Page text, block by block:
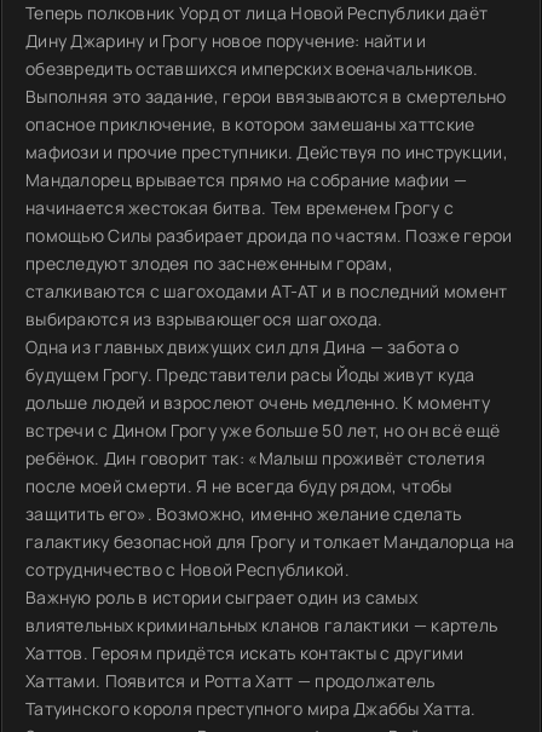
Теперь полковник Уорд от лица Новой Республики даёт
Дину Джарину и Грогу новое поручение: найти и
обезвредить оставшихся имперских военачальников.
Выполняя это задание, герои ввязываются в смертельно
опасное приключение, в котором замешаны хаттские
мафиози и прочие преступники. Действуя по инструкции,
Мандалорец врывается прямо на собрание мафии —
начинается жестокая битва. Тем временем Грогу с
помощью Силы разбирает дроида по частям. Позже герои
преследуют злодея по заснеженным горам,
сталкиваются с шагоходами AT-AT и в последний момент
выбираются из взрывающегося шагохода.
Одна из главных движущих сил для Дина — забота о
будущем Грогу. Представители расы Йоды живут куда
дольше людей и взрослеют очень медленно. К моменту
встречи с Дином Грогу уже больше 50 лет, но он всё ещё
ребёнок. Дин говорит так: «Малыш проживёт столетия
после моей смерти. Я не всегда буду рядом, чтобы
защитить его». Возможно, именно желание сделать
галактику безопасной для Грогу и толкает Мандалорца на
сотрудничество с Новой Республикой.
Важную роль в истории сыграет один из самых
влиятельных криминальных кланов галактики — картель
Хаттов. Героям придётся искать контакты с другими
Хаттами. Появится и Ротта Хатт — продолжатель
Татуинского короля преступного мира Джаббы Хатта.